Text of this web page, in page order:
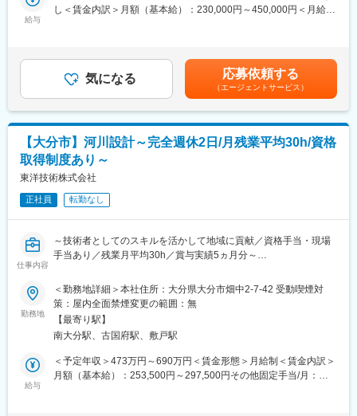
で日本の農業・農村地域を支え、貢献できる会社です。
働き方改革に力を入れており、年間休日126日、残業時間月平均
35時間となっています。
繁忙期・閑散期での変動はありますが、有給休暇の年5日取得義務
方改革を推進しています。
また、全国の拠点ごとに採用をしており、勤務地も本人の希望を
尊重しているため、地元に根付いて働く事ができます。
出張も日帰りで通える範囲が多く、長期にわたる出張はありませ
ん（1泊程度の出張はあり）。
■キャリアパス：同社では目指したい姿への経験を積むことができ
ます。
〇プロフェッショナルを目指される方：専門性を磨き続けるため
に、希望を考慮した上で現場での業務を担当していただきます。
マネジメントの業務を担当していただきます。将来的に幹部を目
指すことも可能です。
■同社の特徴：
で全国トップシェアを誇っています。
創業以来「水」「土」「地域」に関する専門技術にこだわり、全
給与
し＜賃金内訳＞月額（基本給）：230,000円～450,000円＜月給＞
て上下する可能性があります。月給(月額)は固定手当を含めた表記
です。 気になる 応募依頼する
（エージェントサービス）
【大分市】河川設計～完全週休2日/月残業平均30h/資格
取得制度あり～
東洋技術株式会社
正社員 転勤なし
仕事内容
～技術者としてのスキルを活かして地域に貢献／資格手当・現場
手当あり／残業月平均30h／賞与実績5ヵ月分～
■業務内容：
建設コンサルタントである当社の土木設計技術者として、河川設
計業務をご担当いただきます。
・河川設計など
・付随する事務作業（書類作成、提出など）
■詳細：
勤務地
＜勤務地詳細＞本社住所：大分県大分市畑中2-7-42 受動喫煙対
策：屋内全面禁煙変更の範囲：無
【最寄り駅】
南大分駅、古国府駅、敷戸駅
給与
＜予定年収＞473万円～690万円＜賃金形態＞月給制＜賃金内訳＞
月額（基本給）：253,500円～297,500円その他固定手当/月：